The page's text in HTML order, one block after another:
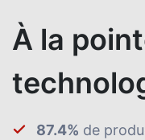
À la
87.4% de